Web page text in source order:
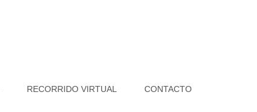
RECORRIDO VIRTUAL CONTACTO